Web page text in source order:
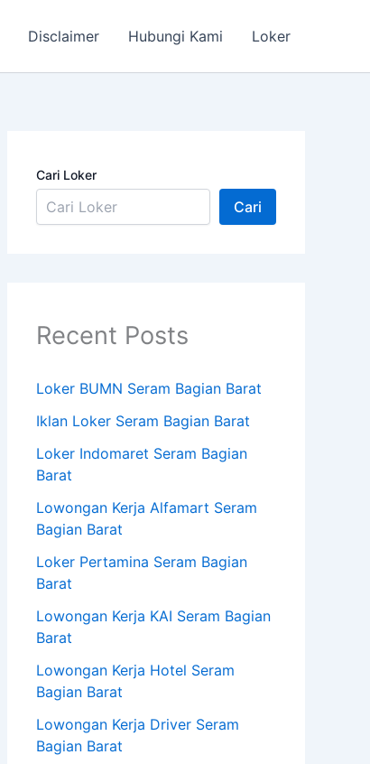
Disclaimer Hubungi Kami Loker
Cari Loker
Cari
Recent Posts
Loker BUMN Seram Bagian Barat
Iklan Loker Seram Bagian Barat
Loker Indomaret Seram Bagian
Barat
Lowongan Kerja Alfamart Seram
Bagian Barat
Loker Pertamina Seram Bagian
Barat
Lowongan Kerja KAI Seram Bagian
Barat
Lowongan Kerja Hotel Seram
Bagian Barat
Lowongan Kerja Driver Seram
Bagian Barat